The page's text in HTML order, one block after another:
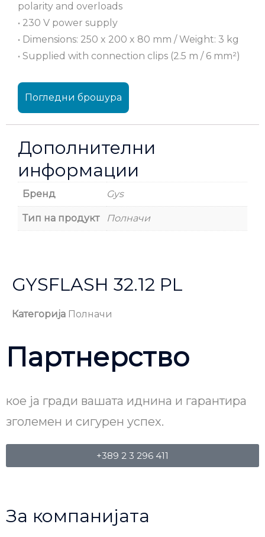
polarity and overloads
• 230 V power supply
• Dimensions: 250 x 200 x 80 mm / Weight: 3 kg
• Supplied with connection clips (2.5 m / 6 mm²)
Погледни брошура
Дополнителни
информации
Бренд Gys
Тип на продукт Полначи
GYSFLASH 32.12 PL
Категорија Полначи
Партнерство
кое ја гради вашата иднина и гарантира
зголемен и сигурен успех.
+389 2 3 296 411
За компанијата